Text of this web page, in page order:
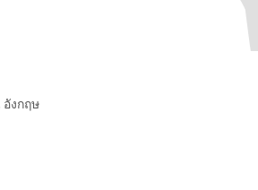
อังกฤษ